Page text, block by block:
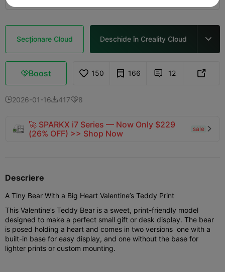
Secționare Cloud Deschide în Creality Cloud 
Boost 150 166  12 
2026-01-164178
🚀 SPARKX i7 Series — Now Only $229
(26% OFF) >> Shop Now
sale 
Descriere
A Tiny Bear With a Big Heart Valentine’s Teddy Print
This Valentine’s Teddy Bear is a sweet, print-friendly model
designed to make a perfect small gift or desk display. The bear
is posed holding a heart and comes in two versions one with a
built-in base for easy display, and one without the base for
lighter prints or custom mounting.